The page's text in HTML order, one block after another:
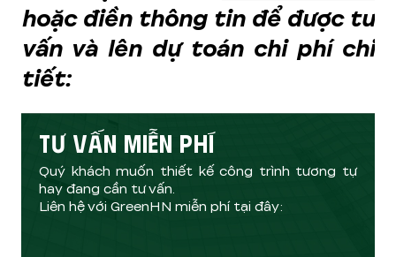
hoặc điền thông tin để được tư
vấn và lên dự toán chi phí chi
tiết:
TƯ VẤN MIỄN PHÍ
Quý khách muốn thiết kế công trình tương tự
hay đang cần tư vấn.
Liên hệ với GreenHN miễn phí tại đây: